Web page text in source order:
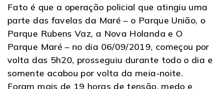
Fato é que a operação policial que atingiu uma
parte das favelas da Maré – o Parque União, o
Parque Rubens Vaz, a Nova Holanda e O
Parque Maré – no dia 06/09/2019, começou por
volta das 5h20, prosseguiu durante todo o dia e
somente acabou por volta da meia-noite.
Foram mais de 19 horas de tensão, medo e